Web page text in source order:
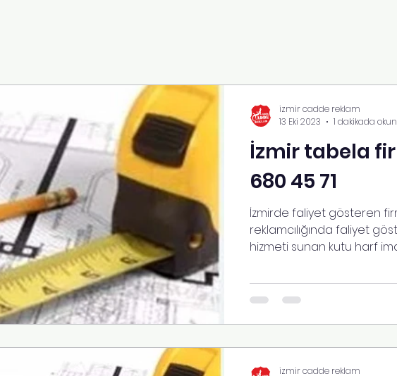
İzmir tabela
680 45 71
İzmirde faliyet gösteren
reklamcılığında faliyet
hizmeti sunan kutu harf
getirmektedir. İzmir
bölgesi yoğun olmakla tüm
izmir cadde reklam
13 Eki 2023
1 dakikada
izmir cadde reklam